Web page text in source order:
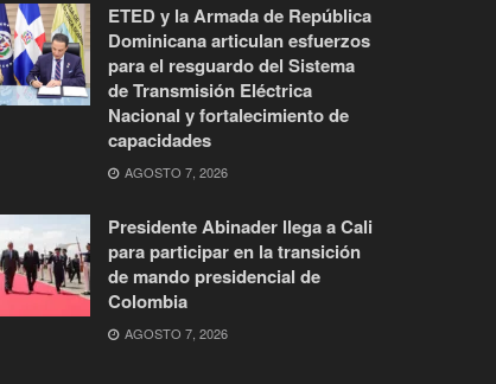
ETED y la Armada de República
Dominicana articulan esfuerzos
para el resguardo del Sistema
de Transmisión Eléctrica
Nacional y fortalecimiento de
capacidades
AGOSTO 7, 2026
Presidente Abinader llega a Cali
para participar en la transición
de mando presidencial de
Colombia
AGOSTO 7, 2026